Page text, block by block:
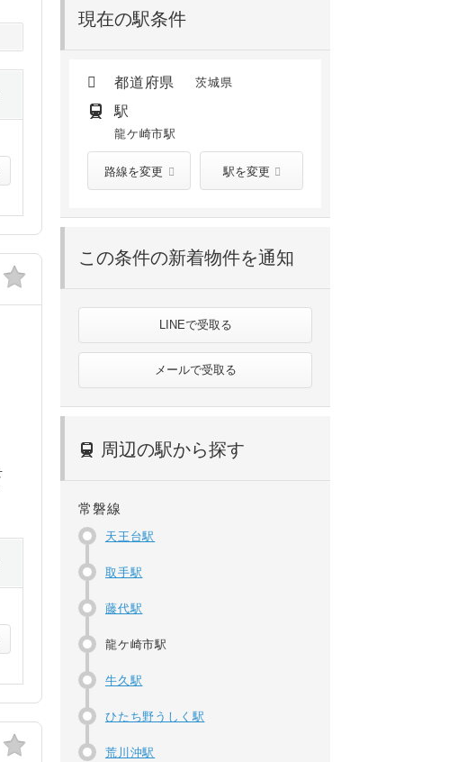
現在の駅条件
都道府県 茨城県
駅
龍ケ崎市駅
路線を変更 駅を変更
この条件の新着物件を通知
LINEで受取る
メールで受取る
周辺の駅から探す
常磐線
天王台駅
取手駅
藤代駅
龍ケ崎市駅
牛久駅
ひたち野うしく駅
荒川沖駅